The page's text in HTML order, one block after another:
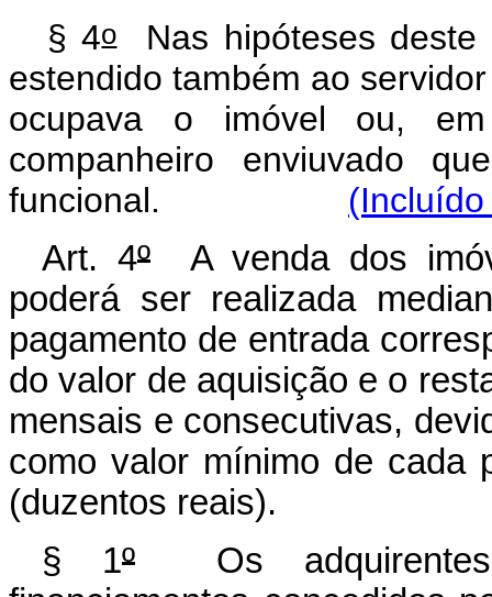
§ 4oNas hipóteses deste
estendido também ao
ocupava o imóvel ou,
companheiro enviuvado
funcional.
Art. 4º A venda dos
poderá ser realizada
pagamento de entrada
do valor de aquisição e o
mensais e consecutivas,
como valor mínimo de cada
(duzentos reais).
§ 1º Os adquirentes